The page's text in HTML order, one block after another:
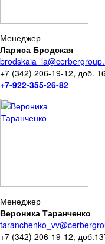
Менеджер
Лариса Бродская
+7 (342) 206-19-12, доб.
+7-922-355-26-82
Менеджер
Вероника Таранченко
+7 (342) 206-19-12,